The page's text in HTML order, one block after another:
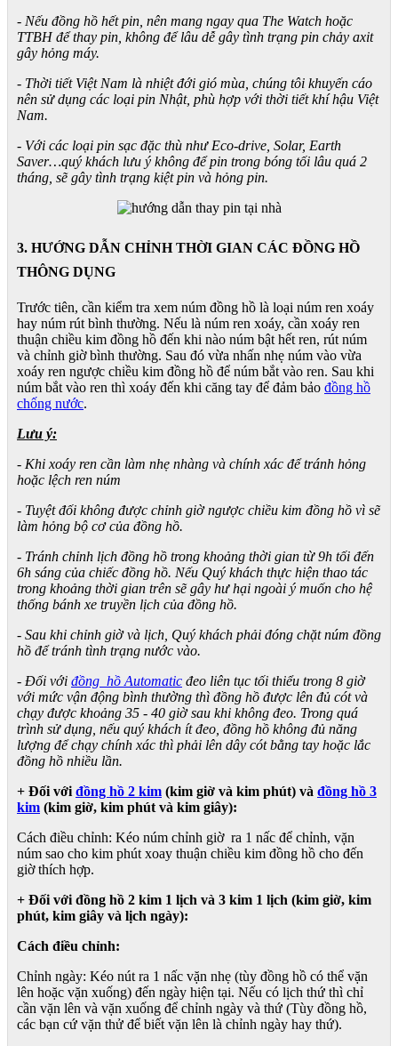
- Nếu đồng hồ hết pin, nên mang ngay qua The Watch hoặc
TTBH để thay pin, không để lâu dễ gây tình trạng pin chảy axit
gây hỏng máy.
- Thời tiết Việt Nam là nhiệt đới gió mùa, chúng tôi khuyến cáo
nên sử dụng các loại pin Nhật, phù hợp với thời tiết khí hậu Việt
Nam.
- Với các loại pin sạc đặc thù như Eco-drive, Solar, Earth
Saver…quý khách lưu ý không để pin trong bóng tối lâu quá 2
tháng, sẽ gây tình trạng kiệt pin và hỏng pin.
3. HƯỚNG DẪN CHỈNH THỜI GIAN CÁC ĐỒNG HỒ
THÔNG DỤNG
Trước tiên, cần kiểm tra xem núm đồng hồ là loại núm ren xoáy
hay núm rút bình thường. Nếu là núm ren xoáy, cần xoáy ren
thuận chiều kim đồng hồ đến khi nào núm bật hết ren, rút núm
và chỉnh giờ bình thường. Sau đó vừa nhấn nhẹ núm vào vừa
xoáy ren ngược chiều kim đồng hồ để núm bắt vào ren. Sau khi
núm bắt vào ren thì xoáy đến khi căng tay để đảm bảo đồng hồ
chống nước.
Lưu ý:
- Khi xoáy ren cần làm nhẹ nhàng và chính xác để tránh hỏng
hoặc lệch ren núm
- Tuyệt đối không được chỉnh giờ ngược chiều kim đồng hồ vì sẽ
làm hỏng bộ cơ của đồng hồ.
- Tránh chỉnh lịch đồng hồ trong khoảng thời gian từ 9h tối đến
6h sáng của chiếc đồng hồ. Nếu Quý khách thực hiện thao tác
trong khoảng thời gian trên sẽ gây hư hại ngoài ý muốn cho hệ
thống bánh xe truyền lịch của đồng hồ.
- Sau khi chỉnh giờ và lịch, Quý khách phải đóng chặt núm đồng
hồ để tránh tình trạng nước vào.
- Đối với đồng hồ Automatic đeo liên tục tối thiểu trong 8 giờ
với mức vận động bình thường thì đồng hồ được lên đủ cót và
chạy được khoảng 35 - 40 giờ sau khi không đeo. Trong quá
trình sử dụng, nếu quý khách ít đeo, đồng hồ không đủ năng
lượng để chạy chính xác thì phải lên dây cót bằng tay hoặc lắc
đồng hồ nhiều lần.
+ Đối với đồng hồ 2 kim (kim giờ và kim phút) và đồng hồ 3
kim (kim giờ, kim phút và kim giây):
Cách điều chỉnh: Kéo núm chỉnh giờ ra 1 nấc để chỉnh, vặn
núm sao cho kim phút xoay thuận chiều kim đồng hồ cho đến
giờ thích hợp.
+ Đối với đồng hồ 2 kim 1 lịch và 3 kim 1 lịch (kim giờ, kim
phút, kim giây và lịch ngày):
Cách điều chỉnh:
Chỉnh ngày: Kéo nút ra 1 nấc vặn nhẹ (tùy đồng hồ có thể vặn
lên hoặc vặn xuống) đến ngày hiện tại. Nếu có lịch thứ thì chỉ
cần vặn lên và vặn xuống để chỉnh ngày và thứ (Tùy đồng hồ,
các bạn cứ vặn thử để biết vặn lên là chỉnh ngày hay thứ).